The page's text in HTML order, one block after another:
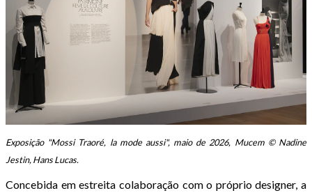
Exposição "Mossi Traoré, la mode aussi", maio de 2026, Mucem © Nadine
Jestin, Hans Lucas.
Concebida em estreita colaboração com o próprio designer, a